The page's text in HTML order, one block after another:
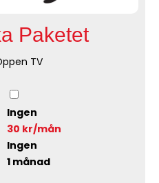
Paketet
TV
Ingen
30 kr/mån
Ingen
1 månad